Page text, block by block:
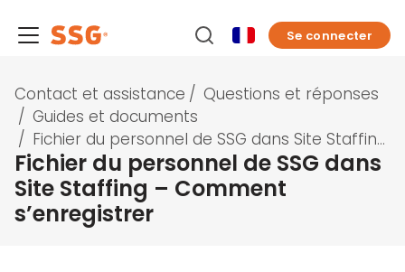
Se connecter
Contact et assistance / Questions et réponses
/ Guides et documents
/ Fichier du personnel de SSG dans Site Staffing – Comment s’enregistrer
Fichier du personnel de SSG dans
Site Staffing – Comment
s’enregistrer